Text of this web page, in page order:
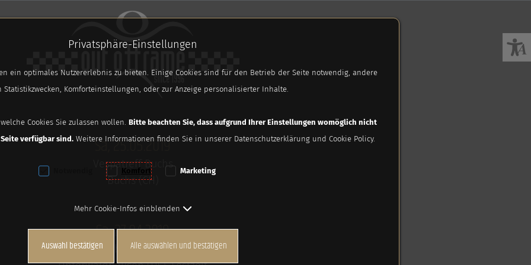
Sa, 25.05.2019
Vespatreff Buchs
Buchs (CH)
Sa, 27.04.2019
Querbeat Festival
Privatsphäre-Einstellungen
ein optimales Nutzererlebnis zu bieten. Einige Cookies sind für den Betrieb der Seite notwendig, andere
Statistikzwecken, Komforteinstellungen, oder zur Anzeige personalisierter Inhalte.
Cookies Sie zulassen wollen. Bitte beachten Sie, dass aufgrund Ihrer Einstellungen womöglich nicht
verfügbar sind.Weitere Informationen finden Sie in unserer Datenschutzerklärung und Cookie Policy.
Marketing
Mehr Cookie-Infos einblenden
Auswahl bestätigen Alle auswählen und bestätigen